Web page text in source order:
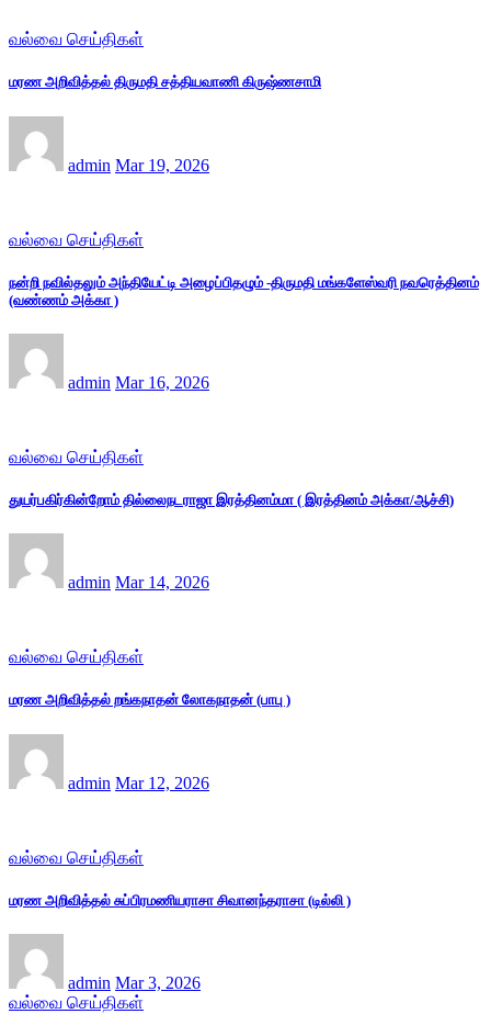
வல்வை செய்திகள்
மரண அறிவித்தல் திருமதி சத்தியவாணி கிருஷ்ணசாமி
admin Mar 19, 2026
வல்வை செய்திகள்
நன்றி நவில்தலும் அந்தியேட்டி அழைப்பிதழும் -திருமதி மங்களேஸ்வரி நவரெத்தினம்
(வண்ணம் அக்கா )
admin Mar 16, 2026
வல்வை செய்திகள்
துயர்பகிர்கின்றோம் தில்லைநடராஜா இரத்தினம்மா ( இரத்தினம் அக்கா/ஆச்சி)
admin Mar 14, 2026
வல்வை செய்திகள்
மரண அறிவித்தல் றங்கநாதன் லோகநாதன் (பாபு )
admin Mar 12, 2026
வல்வை செய்திகள்
மரண அறிவித்தல் சுப்பிரமணியராசா சிவானந்தராசா (டில்லி )
admin Mar 3, 2026
வல்வை செய்திகள்